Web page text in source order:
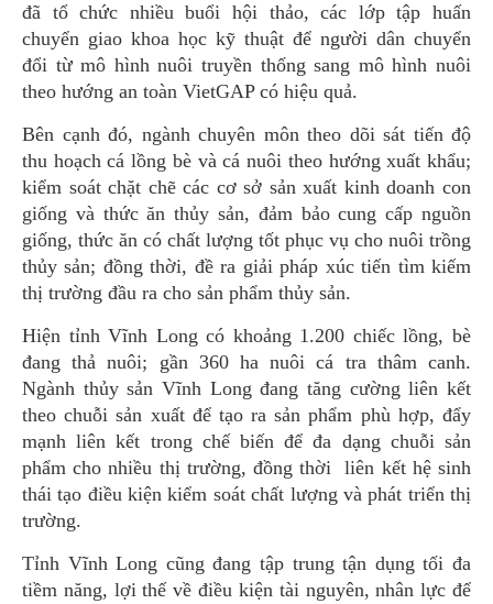
đã tổ chức nhiều buổi hội thảo, các lớp tập huấn
chuyển giao khoa học kỹ thuật để người dân chuyển
đổi từ mô hình nuôi truyền thống sang mô hình nuôi
theo hướng an toàn VietGAP có hiệu quả.
Bên cạnh đó, ngành chuyên môn theo dõi sát tiến độ
thu hoạch cá lồng bè và cá nuôi theo hướng xuất khẩu;
kiểm soát chặt chẽ các cơ sở sản xuất kinh doanh con
giống và thức ăn thủy sản, đảm bảo cung cấp nguồn
giống, thức ăn có chất lượng tốt phục vụ cho nuôi trồng
thủy sản; đồng thời, đề ra giải pháp xúc tiến tìm kiếm
thị trường đầu ra cho sản phẩm thủy sản.
Hiện tỉnh Vĩnh Long có khoảng 1.200 chiếc lồng, bè
đang thả nuôi; gần 360 ha nuôi cá tra thâm canh.
Ngành thủy sản Vĩnh Long đang tăng cường liên kết
theo chuỗi sản xuất để tạo ra sản phẩm phù hợp, đẩy
mạnh liên kết trong chế biến để đa dạng chuỗi sản
phẩm cho nhiều thị trường, đồng thời liên kết hệ sinh
thái tạo điều kiện kiểm soát chất lượng và phát triển thị
trường.
Tỉnh Vĩnh Long cũng đang tập trung tận dụng tối đa
tiềm năng, lợi thế về điều kiện tài nguyên, nhân lực để